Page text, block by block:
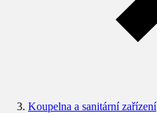
Koupelna a sanitární zařízení